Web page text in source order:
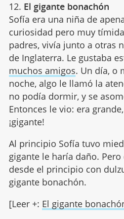
12. El gigante bonachón
Sofía era una niña de
curiosidad pero muy
padres, vivía junto a otras
de Inglaterra. Le gustaba
muchos amigos. Un día, o
noche, algo le llamó la
no podía dormir, y se
Entonces le vio: era
¡gigante!
Al principio Sofía tuvo
gigante le haría daño.
desde el principio con
gigante bonachón.
[Leer +: El gigante